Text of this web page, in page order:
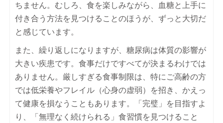
ちません。むしろ、食を楽しみながら、血糖と上手に
付き合う方法を見つけることのほうが、ずっと大切だ
と感じています。
また、繰り返しになりますが、糖尿病は体質の影響が
大きい疾患です。食事だけですべてが決まるわけでは
ありません。厳しすぎる食事制限は、特にご高齢の方
では低栄養やフレイル（心身の虚弱）を招き、かえっ
て健康を損なうこともあります。「完璧」を目指すよ
り、「無理なく続けられる」食習慣を見つけること